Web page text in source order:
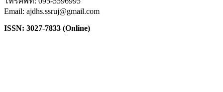
Email: ajdhs.ssruj@gmail.com
ISSN: 3027-7833 (Online)